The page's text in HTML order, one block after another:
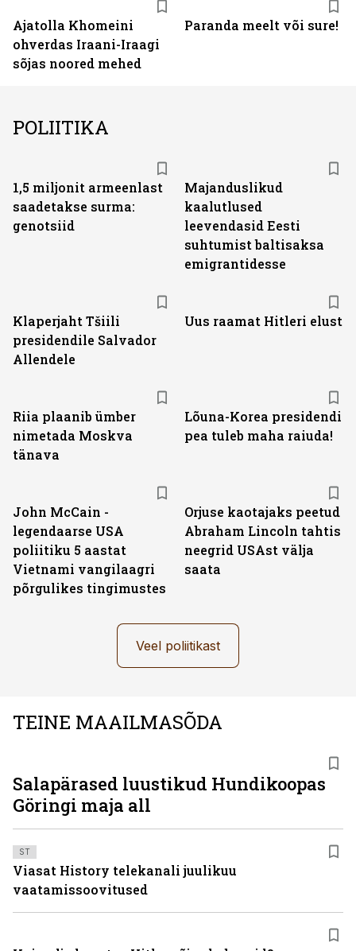
Ajatolla Khomeini
ohverdas Iraani-Iraagi
sõjas noored mehed
Paranda meelt või sure!
POLIITIKA
1,5 miljonit armeenlast
saadetakse surma:
genotsiid
Majanduslikud
kaalutlused
leevendasid Eesti
suhtumist baltisaksa
emigrantidesse
Klaperjaht Tšiili
presidendile Salvador
Allendele
Uus raamat Hitleri elust
Riia plaanib ümber
nimetada Moskva
tänava
Lõuna-Korea presidendi
pea tuleb maha raiuda!
John McCain -
legendaarse USA
poliitiku 5 aastat
Vietnami vangilaagri
põrgulikes tingimustes
Orjuse kaotajaks peetud
Abraham Lincoln tahtis
neegrid USAst välja
saata
Veel poliitikast
TEINE MAAILMASÕDA
Salapärased luustikud Hundikoopas
Göringi maja all
ST
Viasat History telekanali juulikuu
vaatamissoovitused